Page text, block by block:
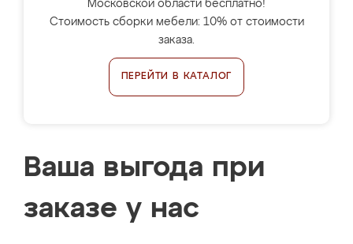
Московской области бесплатно!
Стоимость сборки мебели: 10% от стоимости
заказа.
ПЕРЕЙТИ В КАТАЛОГ
Ваша выгода при
заказе у нас